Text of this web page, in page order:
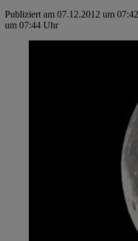
Publiziert am 07.12.2012 um
um 07:44 Uhr